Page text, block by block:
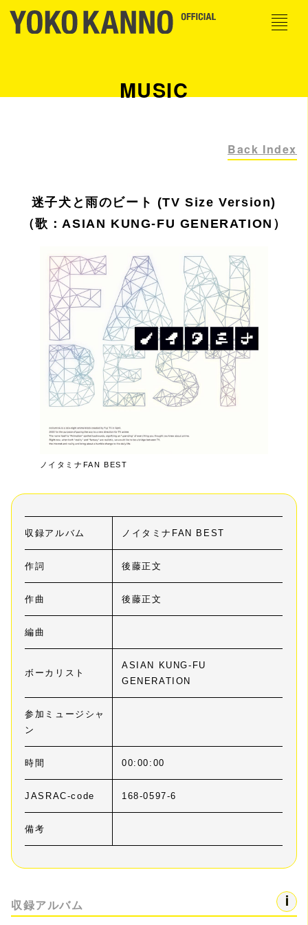
MUSIC
Back Index
迷子犬と雨のビート (TV Size Version)
（歌：ASIAN KUNG-FU GENERATION）
ノイタミナFAN BEST
収録アルバム ノイタミナFAN BEST
作詞 後藤正文
作曲 後藤正文
編曲
ボーカリスト
ASIAN KUNG-FU
GENERATION
参加ミュージシャ
ン
時間 00:00:00
JASRAC-code 168-0597-6
備考
収録アルバム